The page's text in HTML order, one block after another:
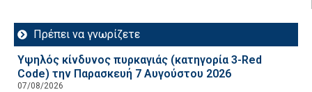
Πρέπει να γνωρίζετε
Υψηλός κίνδυνος πυρκαγιάς (κατηγορία 3-Red
Code) την Παρασκευή 7 Αυγούστου 2026
07/08/2026